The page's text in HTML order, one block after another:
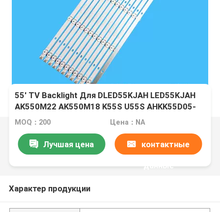
55' TV Backlight Для DLED55KJAH LED55KJAH
AK550M22 AK550M18 K55S U55S AHKK55D05-
ZC22AG-10 303AK550054 12X5 0006 KKTV
MOQ：200 Цена：NA
Лучшая цена контактные
данные
Характер продукции